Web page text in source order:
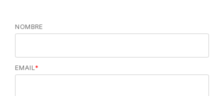
NOMBRE
EMAIL *